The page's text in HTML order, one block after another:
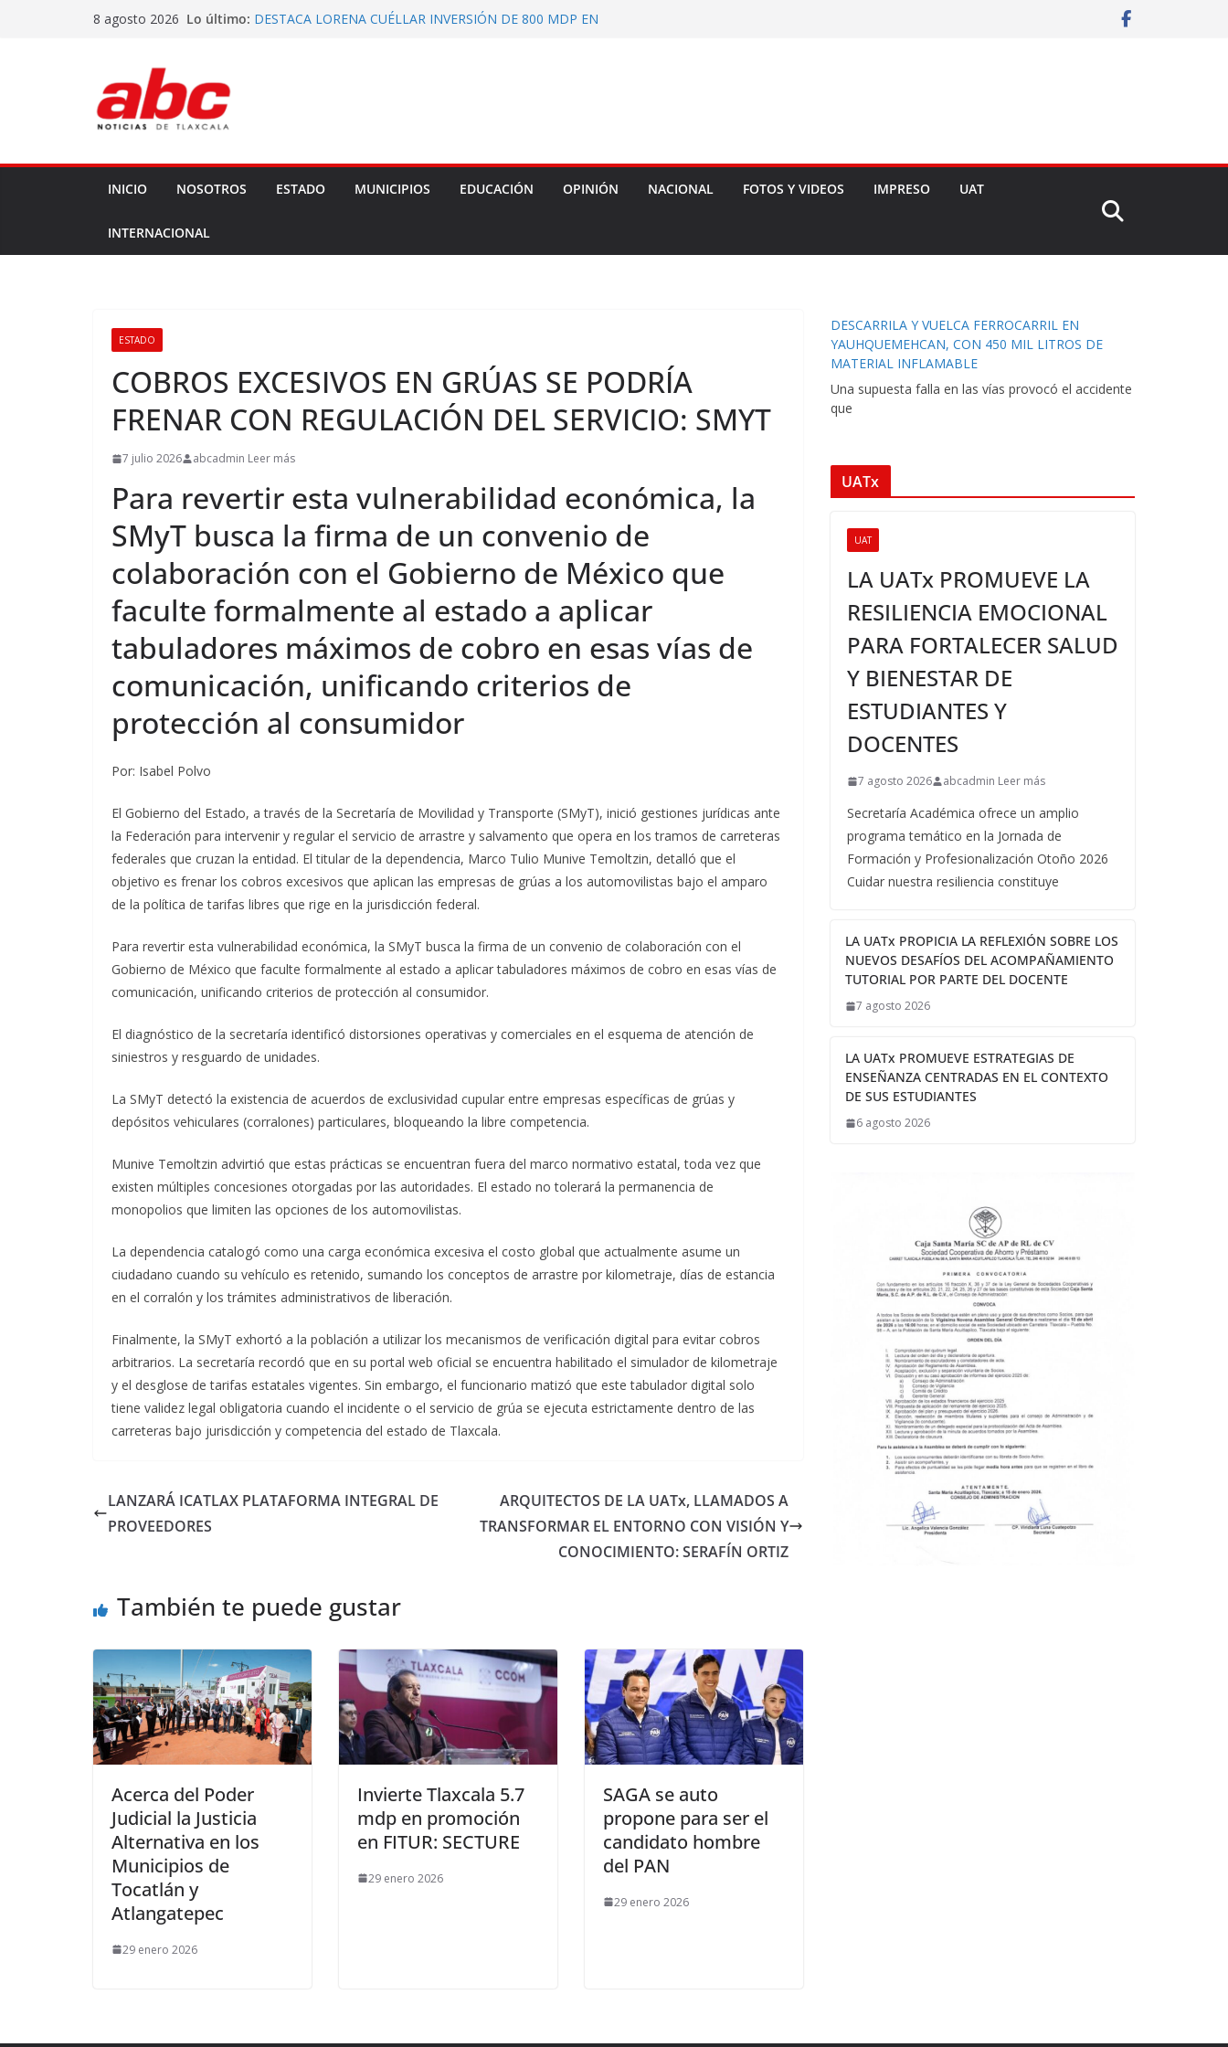
8 agosto 2026 Lo último: DESTACA LORENA CUÉLLAR INVERSIÓN DE 800 MDP EN
GOBERNADORA ENTREGA UNIFORMES Y EQUIPO
ESPECIALIZADO A COMBATIENTES FORESTALES
INICIO NOSOTROS ESTADO MUNICIPIOS EDUCACIÓN OPINIÓN NACIONAL FOTOS Y VIDEOS IMPRESO UAT
INTERNACIONAL
ESTADO
COBROS EXCESIVOS EN GRÚAS SE PODRÍA
FRENAR CON REGULACIÓN DEL SERVICIO: SMYT
7 julio 2026 abcadmin Leer más
Para revertir esta vulnerabilidad económica, la
SMyT busca la firma de un convenio de
colaboración con el Gobierno de México que
faculte formalmente al estado a aplicar
tabuladores máximos de cobro en esas vías de
comunicación, unificando criterios de
protección al consumidor
Por: Isabel Polvo
El Gobierno del Estado, a través de la Secretaría de Movilidad y Transporte (SMyT), inició gestiones jurídicas ante
la Federación para intervenir y regular el servicio de arrastre y salvamento que opera en los tramos de carreteras
federales que cruzan la entidad. El titular de la dependencia, Marco Tulio Munive Temoltzin, detalló que el
objetivo es frenar los cobros excesivos que aplican las empresas de grúas a los automovilistas bajo el amparo
de la política de tarifas libres que rige en la jurisdicción federal.
Para revertir esta vulnerabilidad económica, la SMyT busca la firma de un convenio de colaboración con el
Gobierno de México que faculte formalmente al estado a aplicar tabuladores máximos de cobro en esas vías de
comunicación, unificando criterios de protección al consumidor.
El diagnóstico de la secretaría identificó distorsiones operativas y comerciales en el esquema de atención de
siniestros y resguardo de unidades.
La SMyT detectó la existencia de acuerdos de exclusividad cupular entre empresas específicas de grúas y
depósitos vehiculares (corralones) particulares, bloqueando la libre competencia.
Munive Temoltzin advirtió que estas prácticas se encuentran fuera del marco normativo estatal, toda vez que
existen múltiples concesiones otorgadas por las autoridades. El estado no tolerará la permanencia de
monopolios que limiten las opciones de los automovilistas.
La dependencia catalogó como una carga económica excesiva el costo global que actualmente asume un
ciudadano cuando su vehículo es retenido, sumando los conceptos de arrastre por kilometraje, días de estancia
en el corralón y los trámites administrativos de liberación.
Finalmente, la SMyT exhortó a la población a utilizar los mecanismos de verificación digital para evitar cobros
arbitrarios. La secretaría recordó que en su portal web oficial se encuentra habilitado el simulador de kilometraje
y el desglose de tarifas estatales vigentes. Sin embargo, el funcionario matizó que este tabulador digital solo
tiene validez legal obligatoria cuando el incidente o el servicio de grúa se ejecuta estrictamente dentro de las
carreteras bajo jurisdicción y competencia del estado de Tlaxcala.
LANZARÁ ICATLAX PLATAFORMA INTEGRAL DE
PROVEEDORES
ARQUITECTOS DE LA UATx, LLAMADOS A
TRANSFORMAR EL ENTORNO CON VISIÓN Y
CONOCIMIENTO: SERAFÍN ORTIZ
También te puede gustar
Acerca del Poder
Judicial la Justicia
Alternativa en los
Municipios de
Tocatlán y
Atlangatepec
29 enero 2026
Invierte Tlaxcala 5.7
mdp en promoción
en FITUR: SECTURE
29 enero 2026
SAGA se auto
propone para ser el
candidato hombre
del PAN
29 enero 2026
DESCARRILA Y VUELCA FERROCARRIL EN
YAUHQUEMEHCAN, CON 450 MIL LITROS DE
MATERIAL INFLAMABLE
Una supuesta falla en las vías provocó el accidente
que
UATx
UAT
LA UATx PROMUEVE LA
RESILIENCIA EMOCIONAL
PARA FORTALECER SALUD
Y BIENESTAR DE
ESTUDIANTES Y
DOCENTES
7 agosto 2026 abcadmin Leer más
Secretaría Académica ofrece un amplio
programa temático en la Jornada de
Formación y Profesionalización Otoño 2026
Cuidar nuestra resiliencia constituye
LA UATx PROPICIA LA REFLEXIÓN SOBRE LOS
NUEVOS DESAFÍOS DEL ACOMPAÑAMIENTO
TUTORIAL POR PARTE DEL DOCENTE
7 agosto 2026
LA UATx PROMUEVE ESTRATEGIAS DE
ENSEÑANZA CENTRADAS EN EL CONTEXTO
DE SUS ESTUDIANTES
6 agosto 2026